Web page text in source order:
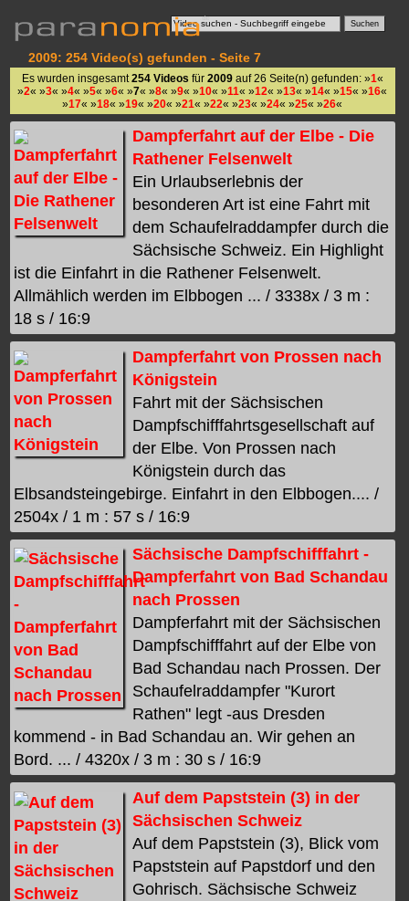
2009: 254 Video(s) gefunden - Seite 7
Es wurden insgesamt 254 Videos für 2009auf 26 Seite(n) gefunden: »1«
»2« »3« »4« »5« »6« »7« »8« »9« »10« »11« »12« »13« »14« »15« »16«
»17« »18« »19« »20« »21« »22« »23« »24« »25« »26«
Dampferfahrt auf der Elbe - Die
Rathener Felsenwelt
Ein Urlaubserlebnis der
besonderen Art ist eine Fahrt mit
dem Schaufelraddampfer durch die
Sächsische Schweiz. Ein Highlight
ist die Einfahrt in die Rathener Felsenwelt.
Allmählich werden im Elbbogen ... / 3338x / 3 m :
18 s / 16:9
Dampferfahrt von Prossen nach
Königstein
Fahrt mit der Sächsischen
Dampfschifffahrtsgesellschaft auf
der Elbe. Von Prossen nach
Königstein durch das
Elbsandsteingebirge. Einfahrt in den Elbbogen.... /
2504x / 1 m : 57 s / 16:9
Sächsische Dampfschifffahrt -
Dampferfahrt von Bad Schandau
nach Prossen
Dampferfahrt mit der Sächsischen
Dampfschifffahrt auf der Elbe von
Bad Schandau nach Prossen. Der
Schaufelraddampfer "Kurort
Rathen" legt -aus Dresden
kommend - in Bad Schandau an. Wir gehen an
Bord. ... / 4320x / 3 m : 30 s / 16:9
Auf dem Papststein (3) in der
Sächsischen Schweiz
Auf dem Papststein (3), Blick vom
Papststein auf Papstdorf und den
Gohrisch. Sächsische Schweiz